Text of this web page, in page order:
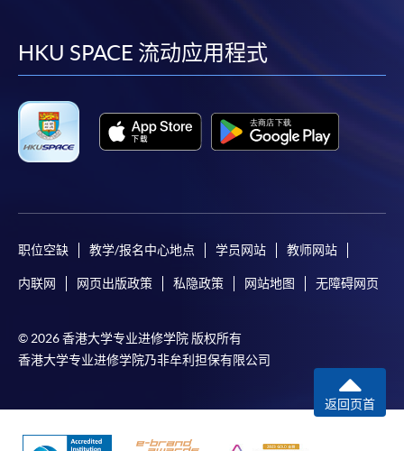
facebook
youtube
linkedin
HKU SPACE 流动应用程式
职位空缺 教学/报名中心地点 学员网站 教师网站
内联网 网页出版政策 私隐政策 网站地图 无障碍网页
© 2026 香港大学专业进修学院 版权所有
香港大学专业进修学院乃非牟利担保有限公司
返回页首